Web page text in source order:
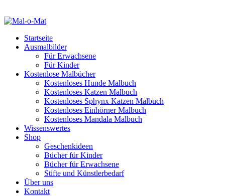
Startseite
Ausmalbilder
Für Erwachsene
Für Kinder
Kostenlose Malbücher
Kostenloses Hunde Malbuch
Kostenloses Katzen Malbuch
Kostenloses Sphynx Katzen Malbuch
Kostenloses Einhörner Malbuch
Kostenloses Mandala Malbuch
Wissenswertes
Shop
Geschenkideen
Bücher für Kinder
Bücher für Erwachsene
Stifte und Künstlerbedarf
Über uns
Kontakt